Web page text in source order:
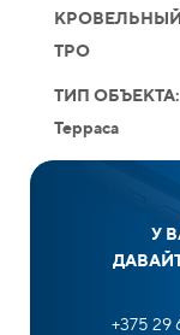
TPO
ТИП ОБЪЕКТА:
Терраса
У
+375 29